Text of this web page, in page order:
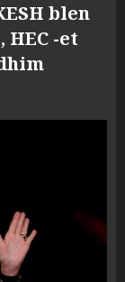
blen
-et